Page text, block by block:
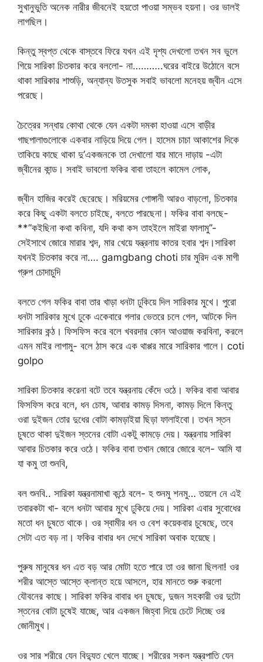
সুখানুভুতি অনেক নারীর জীবনেই হয়তো পাওয়া সম্ভব হয়না। ওর ভালই
লাগছিল।
কিন্তু স্বপ্ত থেকে বাস্তবে ফিরে যখন এই দৃশ্য দেখলো তখন সব ভুলে
গিয়ে সারিকা চিতকার করে বললো- না………..ঘরের বাইরে উঠোনে বসে
থাকা সারিকার শাশুড়ি, অন্যান্য উতসুক সবাই ভাবলো মনেহয় জ্বীন এসে
পরেছে।
চৈত্রের সন্ধায় কোথা থেকে যেন একটা দমকা হাওয়া এসে বাড়ীর
গাছপালাগুলোকে একবার নাড়িয়ে দিয়ে গেল। হাসেম চাচা আকাশের দিকে
তাকিয়ে কাছে থাকা দু’একজনকে তা দেখালো যার মানে দাড়ায় -এটা
জ্বীনের কান্ড। সবাই ভাবলো ফকির বাবা তাহলে কামেল লোক,
জ্বীন হাজির করেই ছেরেছে। মরিয়মের গোঙ্গানী আরও বাড়লো, চিতকার
করে কিছু একটা বলতে চাইছে, বলতে পারছেনা। ফকির বাবা বলছে-
**’’কইছিনা কথা কবিনা, যদি কথা কস তাহইলে মাইরা ফালামু’’-
সেইসাথে জোরে মারার শব্দ, মার খেয়ে যন্ত্রনায় কাতর হবার শব্দ।সারিকা
যখনই চিতকার করে না…. gamgbang choti চার মুরিদ এক মাগী
গ্রুপ চোদাচুদি
বলতে গেল ফকির বাবা তার খাড়া ধনটা ঢুকিয়ে দিল সারিকার মুখে। পুরো
ধনটা সারিকার মুখে ঢুকে একেবারে গলার ভেতরে চলে গেল, আটকে দিল
সারিকার কন্ঠ। ফিসফিস করে বলে খবরদার কোন আওয়াজ করবিনা, করলে
এমন মাইর লাগামু- বলে ঠাস করে এক থাপ্পর মারে সারিকার গালে। coti
golpo
সারিকা চিতকার করেনা বটে তবে যন্ত্রনায় কেঁদে ওঠে। ফকির বাবা আবার
ফিসফিস করে বলে, ধন চোষ, আবার কামড় দিসনা, কামড় দিলে কিন্তু
ওরা দুইজন তোর দুধের বোটা কামড়াইয়া ছিড়া ফালাইবো। তখন স্তন
চুষতে থাকা দুইজন স্তনের বোটা একটু কামড়ে দেয়। যন্ত্রনায় সারিকা
আবার চিতকার করে ওঠে। ফকির বাবা তখান জোরে জোরে বলে- আমি যা
যা কমু তা শুনবি,
বল শুনবি.. সারিকা যন্ত্রনামাখা কন্ঠে বলে- হ শুনমু শনমু… তয়লে নে এই
তবারকটা খা- বলে ধনটা আবার মুখে ঢুকিয়ে দেয়। সারিকা এবার সুবোধের
মতো ধন চুষতে থাকে। ওর স্বামীর ধন ও বেশ কয়েকবার চুষেছে, তবে
সেটা এত বড় না। ফকির বাবার ধন দেখে সারিকা অবাক হয়েছে।
পুরুষ মানুষের ধন এত বড় আর মোটা হতে পারে তা ওর জানা ছিলনা! ওর
শরীর আস্তে আস্তে ক্লান্ত হয়ে আসলে, হার মানতে শুরু করলো
যৌবনের কাছে। সারিকা ফকির বাবার ধন চুষছে, দুজন সহকারী ওর দুটো
স্তনের বোটা চুষেই যাচ্ছে, আর একজন জিহ্বা দিয়ে চেটে দিচ্ছে ওর
জোনীমুখ।
ওর সার শরীরে যেন বিদ্যুত খেলে যাচ্ছে। শরীরের সকল যন্ত্রপাতি যেন